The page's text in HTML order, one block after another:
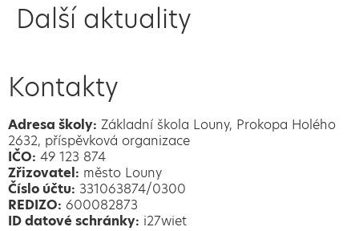
Další aktuality
Kontakty
Adresa školy: Základní škola Louny, Prokopa Holého
2632, příspěvková organizace
IČO: 49 123 874
Zřizovatel: město Louny
Číslo účtu: 331063874/0300
REDIZO: 600082873
ID datové schránky: i27wiet